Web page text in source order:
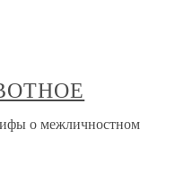
о межличностном